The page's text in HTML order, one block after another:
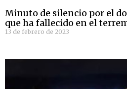
Minuto de silencio por el
que ha fallecido en el
13 de febrero de 2023